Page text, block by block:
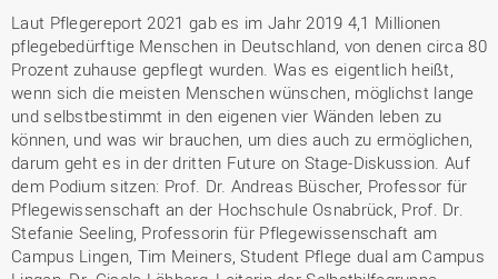
Laut Pflegereport 2021 gab es im Jahr 2019 4,1 Millionen
pflegebedürftige Menschen in Deutschland, von denen circa 80
Prozent zuhause gepflegt wurden. Was es eigentlich heißt,
wenn sich die meisten Menschen wünschen, möglichst lange
und selbstbestimmt in den eigenen vier Wänden leben zu
können, und was wir brauchen, um dies auch zu ermöglichen,
darum geht es in der dritten Future on Stage-Diskussion. Auf
dem Podium sitzen: Prof. Dr. Andreas Büscher, Professor für
Pflegewissenschaft an der Hochschule Osnabrück, Prof. Dr.
Stefanie Seeling, Professorin für Pflegewissenschaft am
Campus Lingen, Tim Meiners, Student Pflege dual am Campus